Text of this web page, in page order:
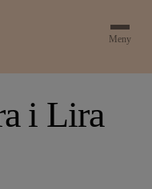
Meny
i Lira